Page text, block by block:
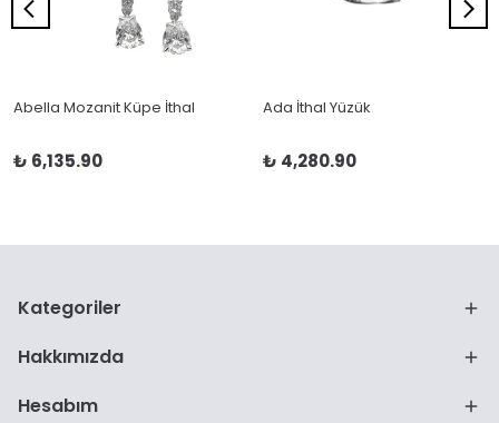
Abella Mozanit Küpe İthal
₺ 6,135.90
Ada İthal Yüzük
₺ 4,280.90
Kategoriler
Hakkımızda
Hesabım